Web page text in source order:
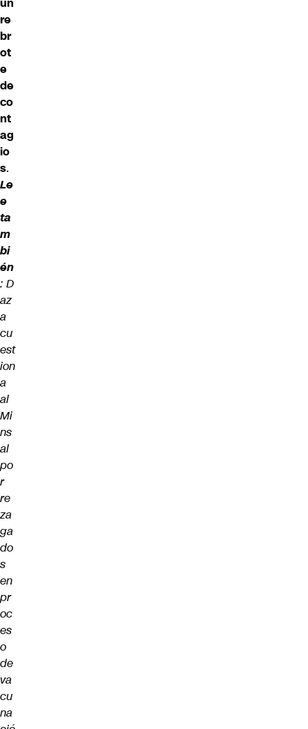
re
br
ot
e
de
co
nt
ag
io
s.
Le
e
ta
m
bi
én
: D
az
a
cu
est
ion
a
al
Mi
ns
al
po
r
re
za
ga
do
s
en
pr
oc
es
o
de
va
cu
na